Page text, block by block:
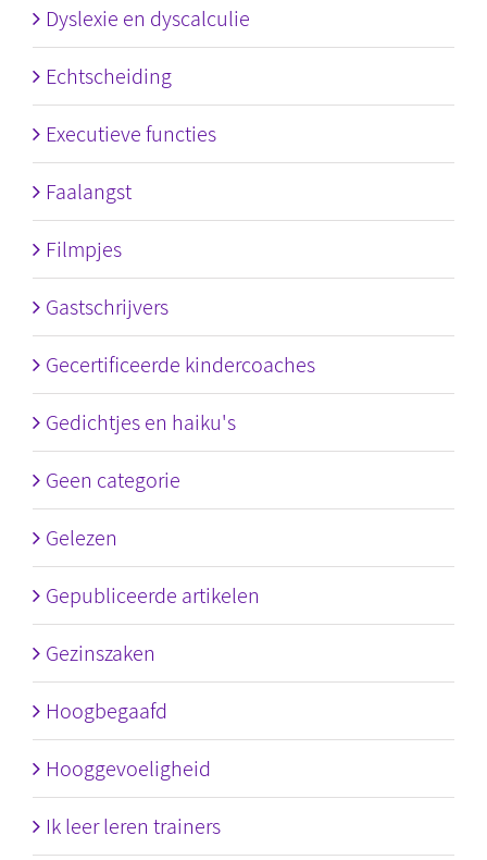
Dyslexie en dyscalculie
Echtscheiding
Executieve functies
Faalangst
Filmpjes
Gastschrijvers
Gecertificeerde kindercoaches
Gedichtjes en haiku's
Geen categorie
Gelezen
Gepubliceerde artikelen
Gezinszaken
Hoogbegaafd
Hooggevoeligheid
Ik leer leren trainers